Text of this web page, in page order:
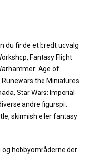
du finde et bredt udvalg
Fantasy Flight
Age of
Runewars the Miniatures
Star Wars: Imperial
andre figurspil.
skirmish eller fantasy
hobbyområderne der